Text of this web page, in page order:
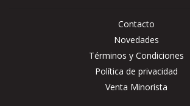
Contacto
Novedades
Términos y Condiciones
Política de privacidad
Venta Minorista